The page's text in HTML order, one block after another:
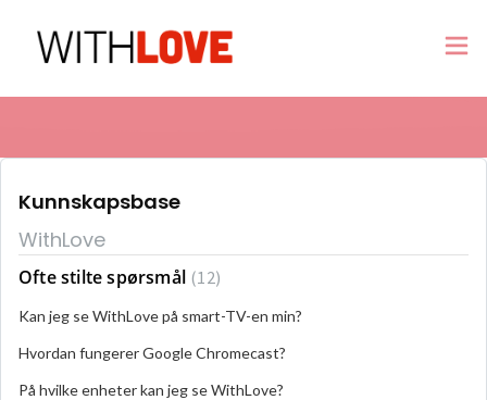
Kunnskapsbase
WithLove
Ofte stilte spørsmål 12
Kan jeg se WithLove på smart-TV-en min?
Hvordan fungerer Google Chromecast?
På hvilke enheter kan jeg se WithLove?